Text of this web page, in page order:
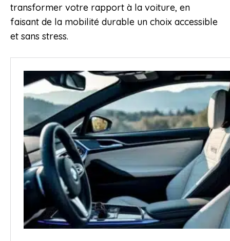
transformer votre rapport à la voiture, en
faisant de la mobilité durable un choix accessible
et sans stress.